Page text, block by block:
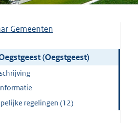
Gemeenten
(Oegstgeest)
regelingen (12)